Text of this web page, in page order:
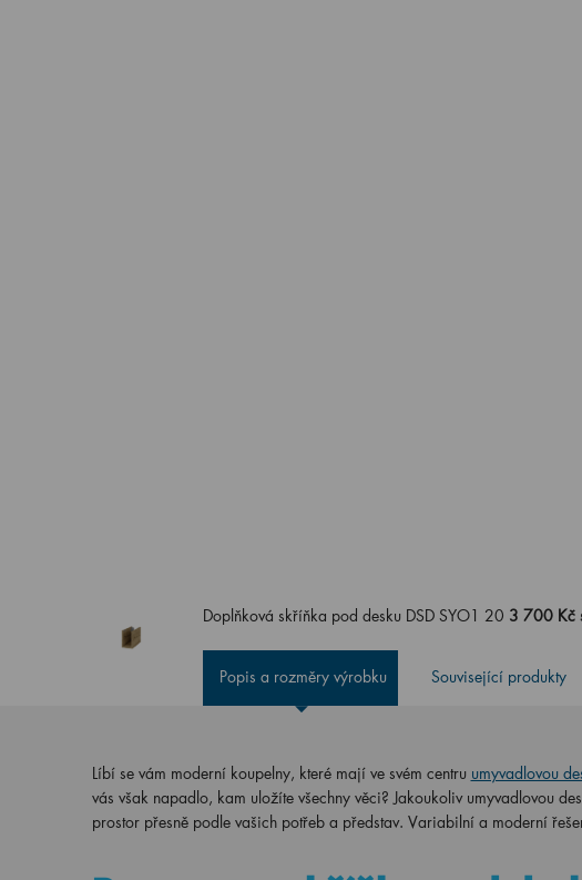
Doplňková skříňka pod desku DSD SYO1 20 3 700 Kč
Popis a rozměry výrobku Související produkty
Líbí se vám moderní koupelny, které mají ve svém centru umyvadlovou
vás však napadlo, kam uložíte všechny věci? Jakoukoliv umyvadlovou
prostor přesně podle vašich potřeb a představ. Variabilní a moderní